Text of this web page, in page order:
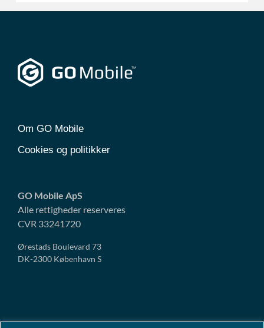
Om GO Mobile
Cookies og politikker
GO Mobile ApS
Alle rettigheder reserveres
CVR 33241720
Ørestads Boulevard 73
DK-2300 København S